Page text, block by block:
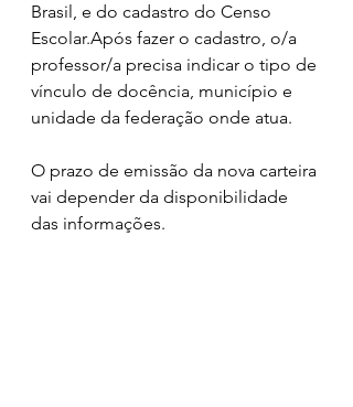
Brasil, e do cadastro do Censo
Escolar.Após fazer o cadastro, o/a
professor/a precisa indicar o tipo de
vínculo de docência, município e
unidade da federação onde atua.
O prazo de emissão da nova carteira
vai depender da disponibilidade
das informações.